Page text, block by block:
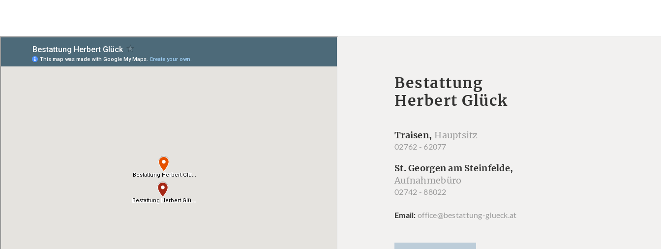
Bestattung
Herbert Glück
Traisen, Hauptsitz
02762 - 62077
St. Georgen am Steinfelde,
Aufnahmebüro
02742 - 88022
Email office@bestattung-glueck.at